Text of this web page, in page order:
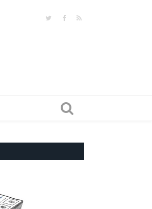
TwitterFacebook
RSS